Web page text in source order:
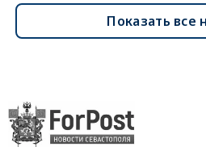
Показать все